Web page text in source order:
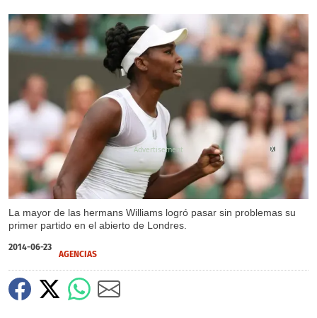
La mayor de las hermans Williams logró pasar sin problemas su
primer partido en el abierto de Londres.
X
2014-06-23
AGENCIAS